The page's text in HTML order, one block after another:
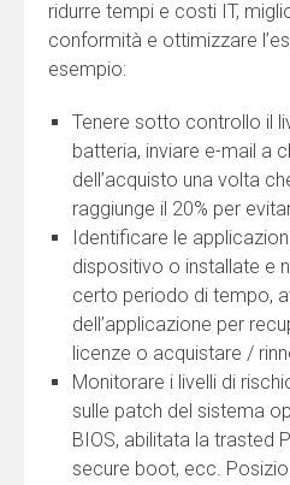
ridurre tempi e costi IT,
conformità e ottimizzare
esempio:
Tenere sotto controllo il
batteria, inviare e-mail a
dell’acquisto una volta
raggiunge il 20% per
Identificare le
dispositivo o installate e
certo periodo di tempo,
dell’applicazione per
licenze o acquistare /
Monitorare i livelli di
sulle patch del sistema
BIOS, abilitata la trasted
secure boot, ecc.